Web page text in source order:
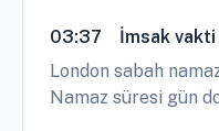
03:37
İmsak vakti
London sabah
Namaz süresi gün